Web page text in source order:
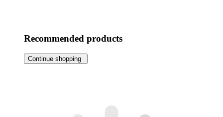
Recommended products
Continue shopping